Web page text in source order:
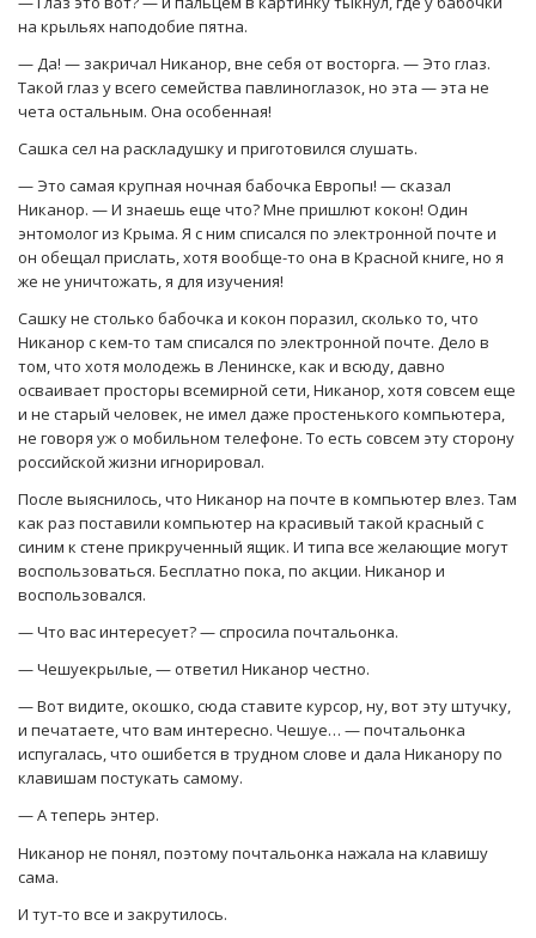
на крыльях наподобие пятна.
— Да! — закричал Никанор, вне себя от восторга. — Это глаз.
Такой глаз у всего семейства павлиноглазок, но эта — эта не
чета остальным. Она особенная!
Сашка сел на раскладушку и приготовился слушать.
— Это самая крупная ночная бабочка Европы! — сказал
Никанор. — И знаешь еще что? Мне пришлют кокон! Один
энтомолог из Крыма. Я с ним списался по электронной почте и
он обещал прислать, хотя вообще-то она в Красной книге, но я
же не уничтожать, я для изучения!
Сашку не столько бабочка и кокон поразил, сколько то, что
Никанор с кем-то там списался по электронной почте. Дело в
том, что хотя молодежь в Ленинске, как и всюду, давно
осваивает просторы всемирной сети, Никанор, хотя совсем еще
и не старый человек, не имел даже простенького компьютера,
не говоря уж о мобильном телефоне. То есть совсем эту сторону
российской жизни игнорировал.
После выяснилось, что Никанор на почте в компьютер влез. Там
как раз поставили компьютер на красивый такой красный с
синим к стене прикрученный ящик. И типа все желающие могут
воспользоваться. Бесплатно пока, по акции. Никанор и
воспользовался.
— Что вас интересует? — спросила почтальонка.
— Чешуекрылые, — ответил Никанор честно.
— Вот видите, окошко, сюда ставите курсор, ну, вот эту штучку,
и печатаете, что вам интересно. Чешуе… — почтальонка
испугалась, что ошибется в трудном слове и дала Никанору по
клавишам постукать самому.
— А теперь энтер.
Никанор не понял, поэтому почтальонка нажала на клавишу
сама.
И тут-то все и закрутилось.